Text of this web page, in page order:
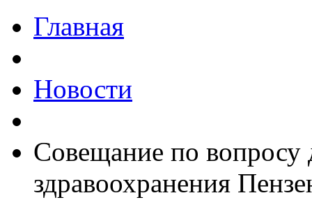
Главная
Новости
Совещание по вопросу
здравоохранения